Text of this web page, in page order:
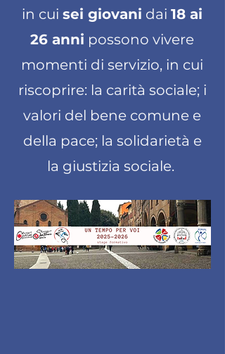
in cui sei giovani dai 18 ai
26 anni possono vivere
momenti di servizio, in cui
riscoprire: la carità sociale; i
valori del bene comune e
della pace; la solidarietà e
la giustizia sociale.